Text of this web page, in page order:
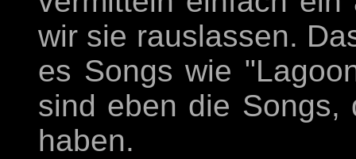
wir sie rauslassen.
es Songs wie
sind eben die Songs,
haben.